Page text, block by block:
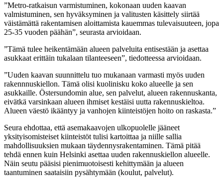
”Metro-ratkaisun varmistuminen, kokonaan uuden kaavan
valmistuminen, sen hyväksyminen ja valitusten käsittely siirtää
väistämättä rakentamisen aloittamista kauemmas tulevaisuuteen, jopa
25-35 vuoden päähän”, seurasta arvioidaan.
”Tämä tulee heikentämään alueen palveluita entisestään ja asettaa
asukkaat erittäin tukalaan tilanteeseen”, tiedotteessa arvioidaan.
”Uuden kaavan suunnittelu tuo mukanaan varmasti myös uuden
rakennnuskiellon. Tämä olisi kuolinisku koko alueelle ja sen
asukkaille. Östersundomin alue, sen palvelut, alueen rakennuskanta,
eivätkä varsinkaan alueen ihmiset kestäisi uutta rakennuskieltoa.
Alueen väestö ikääntyy ja vanhojen kiinteistöjen hoito on raskasta.”
Seura ehdottaa, että asemakaavojen ulkopuolelle jääneet
yksityisomisteiset kiinteistöt tulisi kartoittaa ja niille sallia
mahdollisuuksien mukaan täydennysrakentaminen. Tämä pitää
tehdä ennen kuin Helsinki asettaa uuden rakennuskiellon alueelle.
Näin seutu pääsisi pienimuotoisesti kehittymään ja alueen
taantuminen saataisiin pysähtymään (koulut, palvelut).